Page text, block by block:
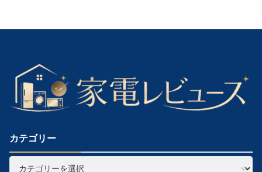
カテゴリー